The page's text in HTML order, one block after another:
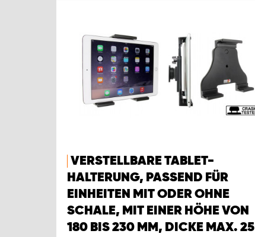
VERSTELLBARE TABLET-
HALTERUNG, PASSEND FÜR
EINHEITEN MIT ODER OHNE
SCHALE, MIT EINER HÖHE VON
180 BIS 230 MM, DICKE MAX. 25